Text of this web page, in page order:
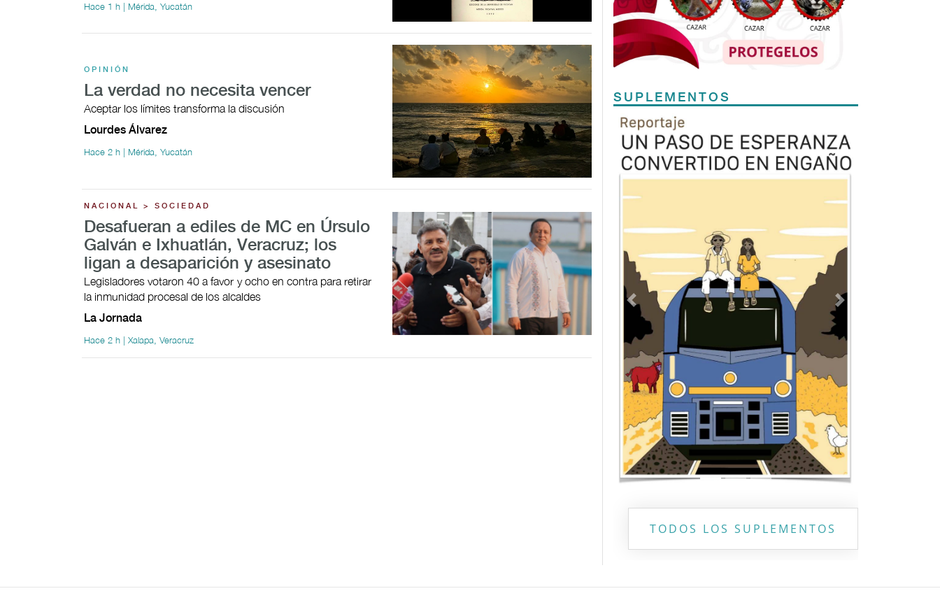
Hace 1 h | Mérida, Yucatán
OPINIÓN
La verdad no necesita vencer
Aceptar los límites transforma la discusión
Lourdes Álvarez
Hace 2 h | Mérida, Yucatán
NACIONAL > SOCIEDAD
Desafueran a ediles de MC en Úrsulo
Galván e Ixhuatlán, Veracruz; los
ligan a desaparición y asesinato
Legisladores votaron 40 a favor y ocho en contra para retirar
la inmunidad procesal de los alcaldes
La Jornada
Hace 2 h | Xalapa, Veracruz
SUPLEMENTOS
Previous
TODOS LOS SUPLEMENTOS